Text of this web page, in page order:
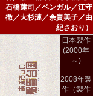
石橋蓮司／ベンガル／江守
徹／大杉漣／余貴美子／由
紀さおり）
日本製作
(2000年
～)
2008年製
作（製作